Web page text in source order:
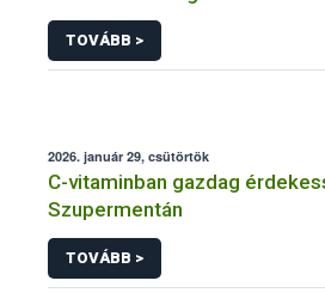
múltú Hungalimentaria
TOVÁBB >
2026. január 29, csütörtök
C-vitaminban gazdag
Szupermentán
TOVÁBB >